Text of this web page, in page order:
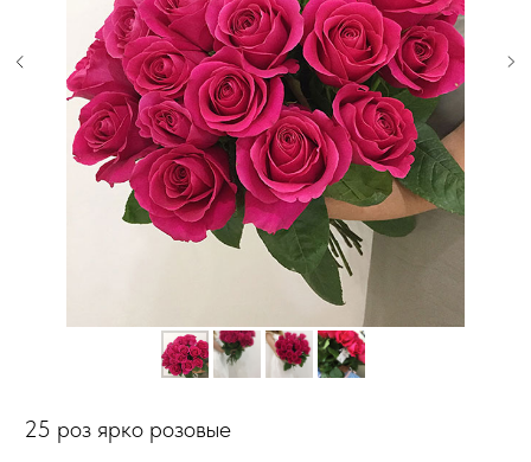
25 роз ярко розовые